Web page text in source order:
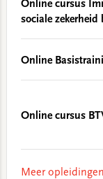
Online cursus
sociale
Online
Online cursus
Meer opleidingen